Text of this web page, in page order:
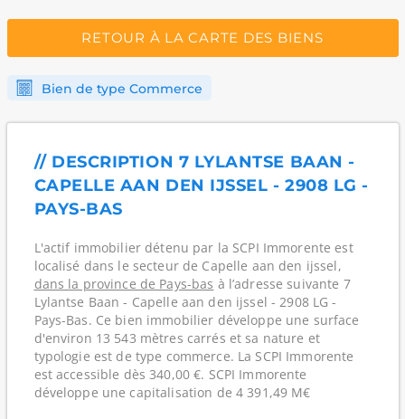
RETOUR À LA CARTE DES BIENS
Bien de type Commerce
// DESCRIPTION 7 LYLANTSE BAAN -
CAPELLE AAN DEN IJSSEL - 2908 LG -
PAYS-BAS
L'actif immobilier détenu par la SCPI Immorente est
localisé dans le secteur de Capelle aan den ijssel,
dans la province de Pays-bas à l’adresse suivante 7
Lylantse Baan - Capelle aan den ijssel - 2908 LG -
Pays-Bas. Ce bien immobilier développe une surface
d'environ 13 543 mètres carrés et sa nature et
typologie est de type commerce. La SCPI Immorente
est accessible dès 340,00 €. SCPI Immorente
développe une capitalisation de 4 391,49 M€